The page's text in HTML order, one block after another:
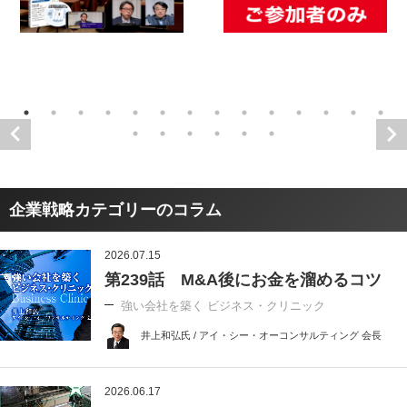
企業戦略カテゴリーのコラム
2026.07.15
第239話 M&A後にお金を溜めるコツ
強い会社を築く ビジネス・クリニック
井上和弘氏 / アイ・シー・オーコンサルティング 会長
2026.06.17